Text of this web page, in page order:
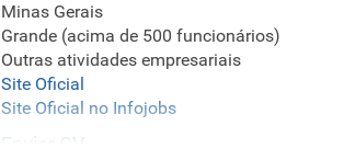
Minas Gerais
Grande (acima de 500 funcionários)
Outras atividades empresariais
Site Oficial
Site Oficial no Infojobs
Enviar CV